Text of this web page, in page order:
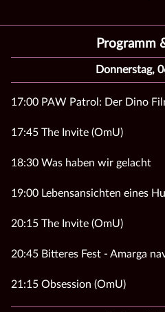
Programm
Donnerstag,
17:00 PAW Patrol: Der Dino
17:45 The Invite (OmU)
18:30 Was haben wir gelacht
19:00 Lebensansichten eines
20:15 The Invite (OmU)
20:45 Bitteres Fest - Amarga
21:15 Obsession (OmU)